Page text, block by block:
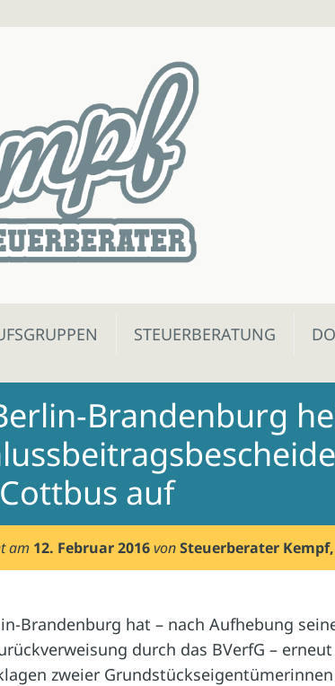
STEUERBERATUNG
Brandenburg
auf
am 12. Februar 2016 vonSteuerberater
Brandenburg hat – nach Aufhebung
durch das BVerfG –
zweier